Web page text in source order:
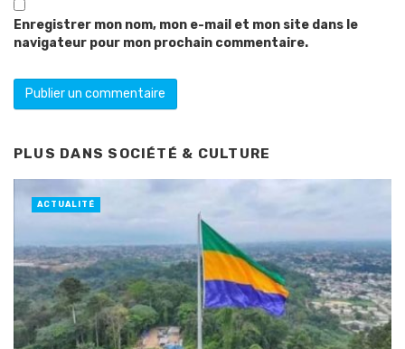
Enregistrer mon nom, mon e-mail et mon site dans le
navigateur pour mon prochain commentaire.
PLUS DANS SOCIÉTÉ & CULTURE
ACTUALITÉ